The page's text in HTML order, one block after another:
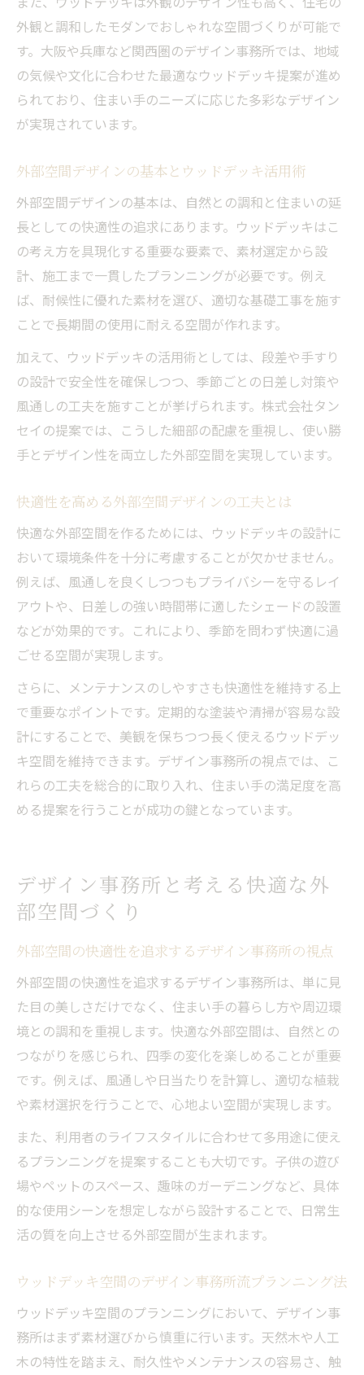
ウッドデッキ空間で実現する快適な時間の
過ごし方
デザイン事務所がこだわる外部空間の癒や
し設計
夫例
外部空間デザインの具体的な実践ポイント
を解説
プロ目線で解説する外部空間デザインの極意
デザイン事務所が明かす外部空間のプロ流
設計術
ウッドデッキ空間の設計で重要なプロの視
点とは
外部空間デザインの専門家が語る極意と実
例
プロが提案するウッドデッキ空間の成功ポ
イント
見
外観と調和したモダンでおしゃれな空間づくりが可能で
す。大阪や兵庫など関西圏のデザイン事務所では、地域
の気候や文化に合わせた最適なウッドデッキ提案が進め
られており、住まい手のニーズに応じた多彩なデザイン
が実現されています。
外部空間デザインの基本とウッドデッキ活用術
外部空間デザインの基本は、自然との調和と住まいの延
長としての快適性の追求にあります。ウッドデッキはこ
の考え方を具現化する重要な要素で、素材選定から設
計、施工まで一貫したプランニングが必要です。例え
ば、耐候性に優れた素材を選び、適切な基礎工事を施す
ことで長期間の使用に耐える空間が作れます。
加えて、ウッドデッキの活用術としては、段差や手すり
の設計で安全性を確保しつつ、季節ごとの日差し対策や
風通しの工夫を施すことが挙げられます。株式会社タン
セイの提案では、こうした細部の配慮を重視し、使い勝
手とデザイン性を両立した外部空間を実現しています。
快適性を高める外部空間デザインの工夫とは
快適な外部空間を作るためには、ウッドデッキの設計に
おいて環境条件を十分に考慮することが欠かせません。
例えば、風通しを良くしつつもプライバシーを守るレイ
アウトや、日差しの強い時間帯に適したシェードの設置
などが効果的です。これにより、季節を問わず快適に過
ごせる空間が実現します。
さらに、メンテナンスのしやすさも快適性を維持する上
で重要なポイントです。定期的な塗装や清掃が容易な設
計にすることで、美観を保ちつつ長く使えるウッドデッ
キ空間を維持できます。デザイン事務所の視点では、こ
れらの工夫を総合的に取り入れ、住まい手の満足度を高
める提案を行うことが成功の鍵となっています。
デザイン事務所と考える快適な外
部空間づくり
外部空間の快適性を追求するデザイン事務所の視点
外部空間の快適性を追求するデザイン事務所は、単に見
た目の美しさだけでなく、住まい手の暮らし方や周辺環
境との調和を重視します。快適な外部空間は、自然との
つながりを感じられ、四季の変化を楽しめることが重要
です。例えば、風通しや日当たりを計算し、適切な植栽
や素材選択を行うことで、心地よい空間が実現します。
また、利用者のライフスタイルに合わせて多用途に使え
るプランニングを提案することも大切です。子供の遊び
場やペットのスペース、趣味のガーデニングなど、具体
的な使用シーンを想定しながら設計することで、日常生
活の質を向上させる外部空間が生まれます。
ウッドデッキ空間のデザイン事務所流プランニング法
ウッドデッキ空間のプランニングにおいて、デザイン事
務所はまず素材選びから慎重に行います。天然木や人工
木の特性を踏まえ、耐久性やメンテナンスの容易さ、触